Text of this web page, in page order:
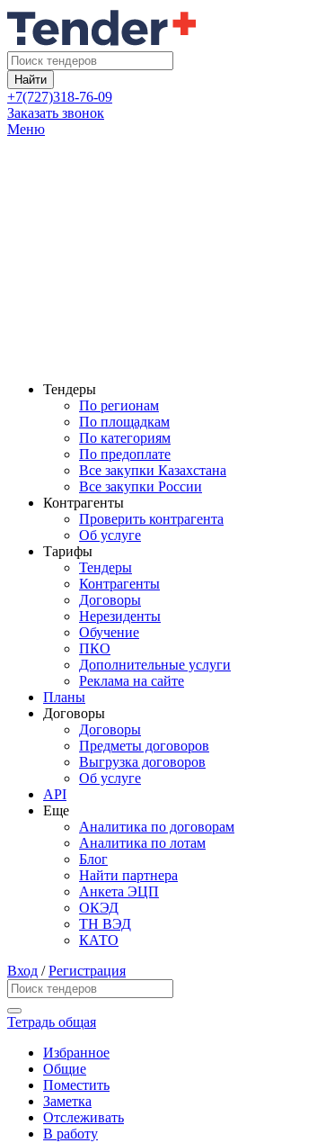
Найти
+7(727)318-76-09
Заказать звонок
Меню
Тендеры
По регионам
По площадкам
По категориям
По предоплате
Все закупки Казахстана
Все закупки России
Контрагенты
Проверить контрагента
Об услуге
Тарифы
Тендеры
Контрагенты
Договоры
Нерезиденты
Обучение
ПКО
Дополнительные услуги
Реклама на сайте
Планы
Договоры
Договоры
Предметы договоров
Выгрузка договоров
Об услуге
API
Еще
Аналитика по договорам
Аналитика по лотам
Блог
Найти партнера
Анкета ЭЦП
ОКЭД
ТН ВЭД
КАТО
Вход /Регистрация
Тетрадь общая
Избранное
Общие
Поместить
Заметка
Отслеживать
В работу